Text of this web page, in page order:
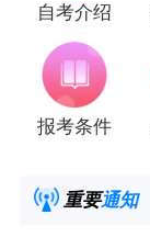
自考介绍
报考条件
重要通知